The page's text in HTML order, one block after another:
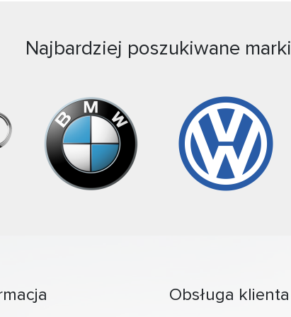
Najbardziej poszukiwane marki
Obsługa klienta